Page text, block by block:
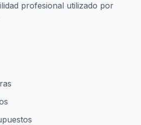
profesional utilizado por